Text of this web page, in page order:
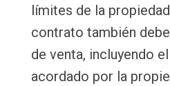
límites de la
contrato también
de venta, incluyendo
acordado por la